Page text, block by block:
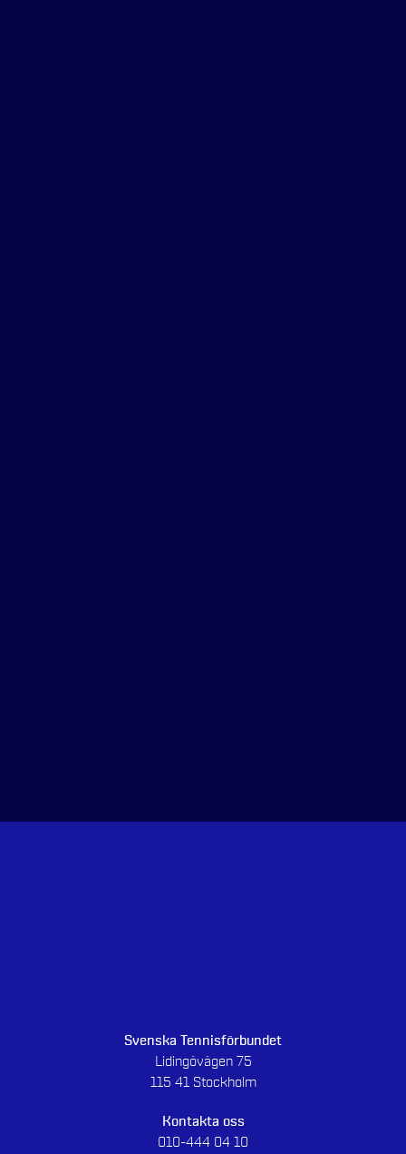
Svenska Tennisförbundet
Lidingövägen 75
115 41 Stockholm
Kontakta oss
010-444 04 10